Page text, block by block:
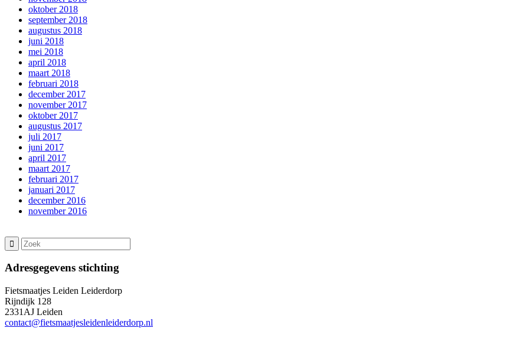
oktober 2018
september 2018
augustus 2018
juni 2018
mei 2018
april 2018
maart 2018
februari 2018
december 2017
november 2017
oktober 2017
augustus 2017
juli 2017
juni 2017
april 2017
maart 2017
februari 2017
januari 2017
december 2016
november 2016
Adresgegevens stichting
Fietsmaatjes Leiden Leiderdorp
Rijndijk 128
2331AJ Leiden
contact@fietsmaatjesleidenleiderdorp.nl